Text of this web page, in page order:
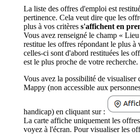
La liste des offres d'emploi est
pertinence. Cela veut dire que les
plus à vos critères s'affichent en
Vous avez renseigné le champ «
restitue les offres répondant le plus à
celles-ci sont d'abord restituées les
est le plus proche de votre recherche.
Vous avez la possibilité de visualiser
Mappy (non accessible aux
handicap) en cliquant sur :
La carte affiche uniquement les
voyez à l'écran. Pour visualiser les